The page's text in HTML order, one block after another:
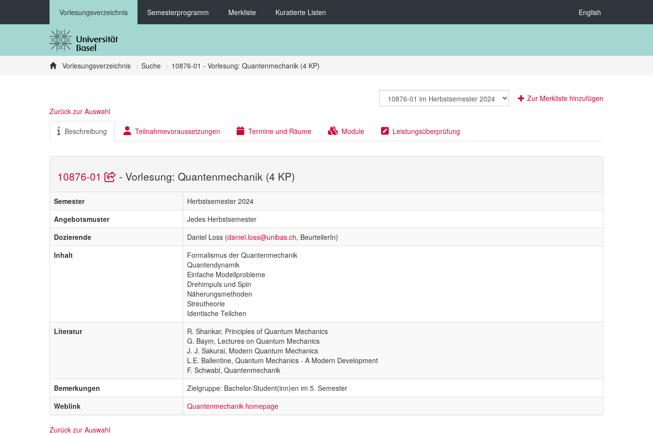
Vorlesungsverzeichnis Semesterprogramm Merkliste Kuratierte Listen English
Vorlesungsverzeichnis Suche 10876-01 - Vorlesung: Quantenmechanik (4 KP)
Zur Merkliste hinzufügen
Zurück zur Auswahl
Beschreibung Teilnahmevoraussetzungen Termine und Räume Module Leistungsüberprüfung
10876-01 - Vorlesung: Quantenmechanik (4 KP)
Semester
Herbstsemester 2024
Angebotsmuster
Jedes Herbstsemester
Dozierende
Daniel Loss (daniel.loss@unibas.ch, BeurteilerIn)
Inhalt
Formalismus der Quantenmechanik
Quantendynamik
Einfache Modellprobleme
Drehimpuls und Spin
Näherungsmethoden
Streutheorie
Identische Teilchen
Literatur
R. Shankar, Principles of Quantum Mechanics
G. Baym, Lectures on Quantum Mechanics
J. J. Sakurai, Modern Quantum Mechanics
L.E. Ballentine, Quantum Mechanics - A Modern Development
F. Schwabl, Quantenmechanik
Bemerkungen
Zielgruppe: Bachelor-Student(inn)en im 5. Semester
Weblink
Quantenmechanik homepage
Zurück zur Auswahl